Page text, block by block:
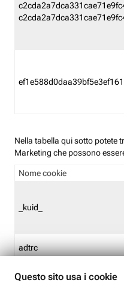
Nella tabella qui sotto potete
Marketing che possono
Nome cookie
_kuid_
adtrc
CFFC<TagID>